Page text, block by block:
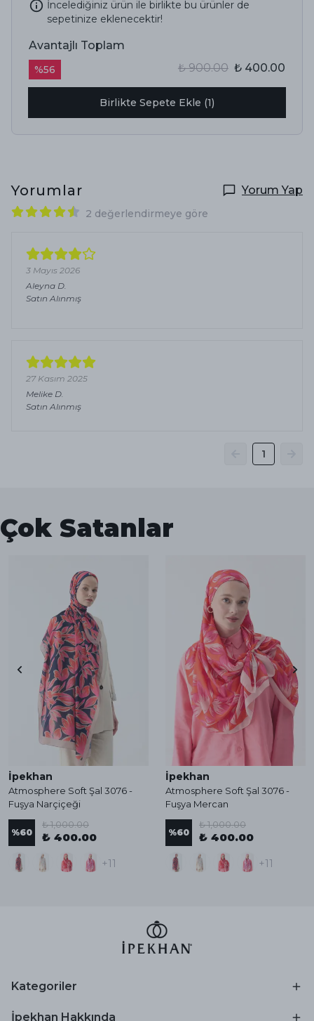
İncelediğiniz ürün ile birlikte bu ürünler de
sepetinize eklenecektir!
Avantajlı Toplam
%56 ₺ 900.00 ₺ 400.00
Birlikte Sepete Ekle (1)
Yorumlar Yorum Yap
2 değerlendirmeye göre
3 Mayıs 2026
Aleyna D.
Satın Alınmış
27 Kasım 2025
Melike D.
Satın Alınmış
1
Çok Satanlar
İpekhan
Atmosphere Soft Şal 3076 -
Fuşya Narçiçeği
%60
₺ 1,000.00
₺ 400.00
+11
İpekhan
Atmosphere Soft Şal 3076 -
Fuşya Mercan
%60
₺ 1,000.00
₺ 400.00
+11
Kategoriler
İpekhan Hakkında